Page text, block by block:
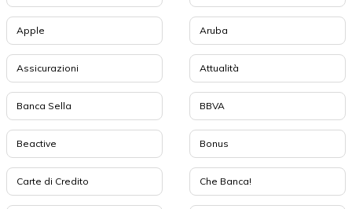
Apple Aruba
Assicurazioni Attualità
Banca Sella BBVA
Beactive Bonus
Carte di Credito Che Banca!